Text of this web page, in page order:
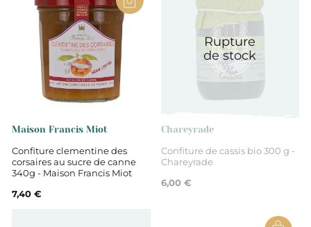
Maison Francis Miot
Confiture clementine des
corsaires au sucre de canne
340g - Maison Francis Miot
7,40 €
Rupture
de stock
Chareyrade
Confiture de cassis bio 300 g -
Chareyrade
6,00 €